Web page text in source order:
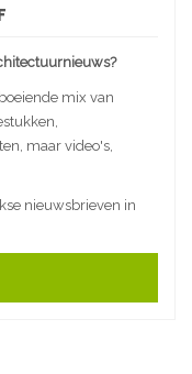
mix van
maar video's,
nieuwsbrieven in